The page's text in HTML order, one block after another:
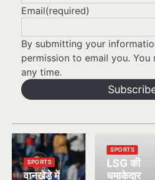
Email(required)
By submitting your
permission to email you. You
any time.
SPORTS
वानखेड़े में
SPORTS
LSG की
धमाकेदार